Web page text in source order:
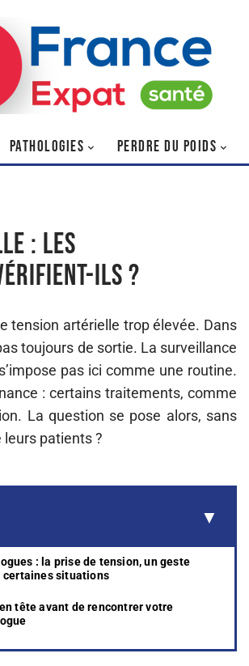
PATHOLOGIES PERDRE DU POIDS
: les
ils ?
tension artérielle trop élevée. Dans
toujours de sortie. La surveillance
pas ici comme une routine.
: certains traitements, comme
La question se pose alors, sans
patients ?
: la prise de tension, un geste
certaines situations
tête avant de rencontrer votre